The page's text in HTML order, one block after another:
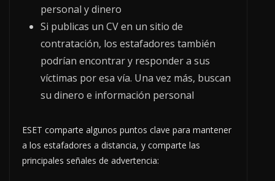
personal y dinero
Si publicas un CV en un sitio de
contratación, los estafadores también
podrían encontrar y responder a sus
víctimas por esa vía. Una vez más, buscan
su dinero e información personal
ESET comparte algunos puntos clave para mantener
a los estafadores a distancia, y comparte las
principales señales de advertencia: